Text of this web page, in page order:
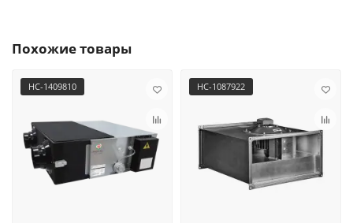
Похожие товары
НС-1409810 НС-1087922